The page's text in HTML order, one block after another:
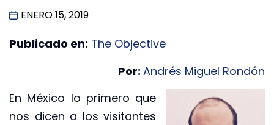
ENERO 15, 2019
Publicado en: The Objective
Por: Andrés Miguel Rondón
En México lo primero que
nos dicen a los visitantes